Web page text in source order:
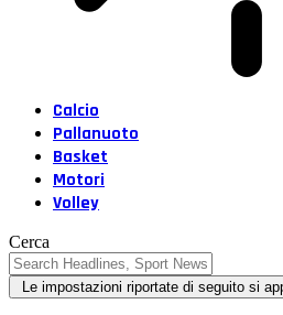
Calcio
Pallanuoto
Basket
Motori
Volley
Cerca